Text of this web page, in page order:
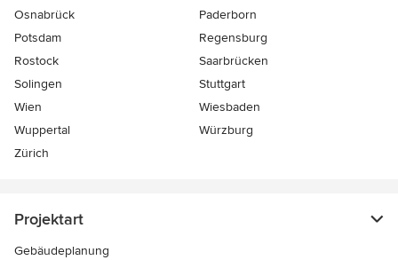
Osnabrück
Paderborn
Potsdam
Regensburg
Rostock
Saarbrücken
Solingen
Stuttgart
Wien
Wiesbaden
Wuppertal
Würzburg
Zürich
Projektart
Gebäudeplanung